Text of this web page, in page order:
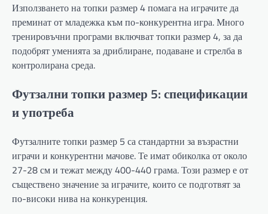
Използването на топки размер 4 помага на играчите да
преминат от младежка към по-конкурентна игра. Много
тренировъчни програми включват топки размер 4, за да
подобрят уменията за дриблиране, подаване и стрелба в
контролирана среда.
Футзални топки размер 5: спецификации
и употреба
Футзалните топки размер 5 са стандартни за възрастни
играчи и конкурентни мачове. Те имат обиколка от около
27-28 см и тежат между 400-440 грама. Този размер е от
съществено значение за играчите, които се подготвят за
по-високи нива на конкуренция.